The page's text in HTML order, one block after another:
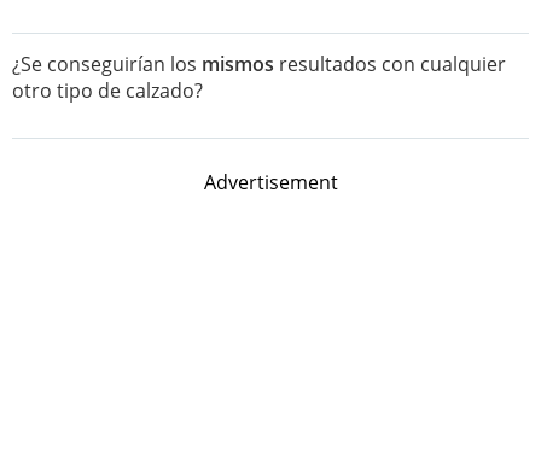
¿Se conseguirían los mismos resultados con cualquier
otro tipo de calzado?
Advertisement